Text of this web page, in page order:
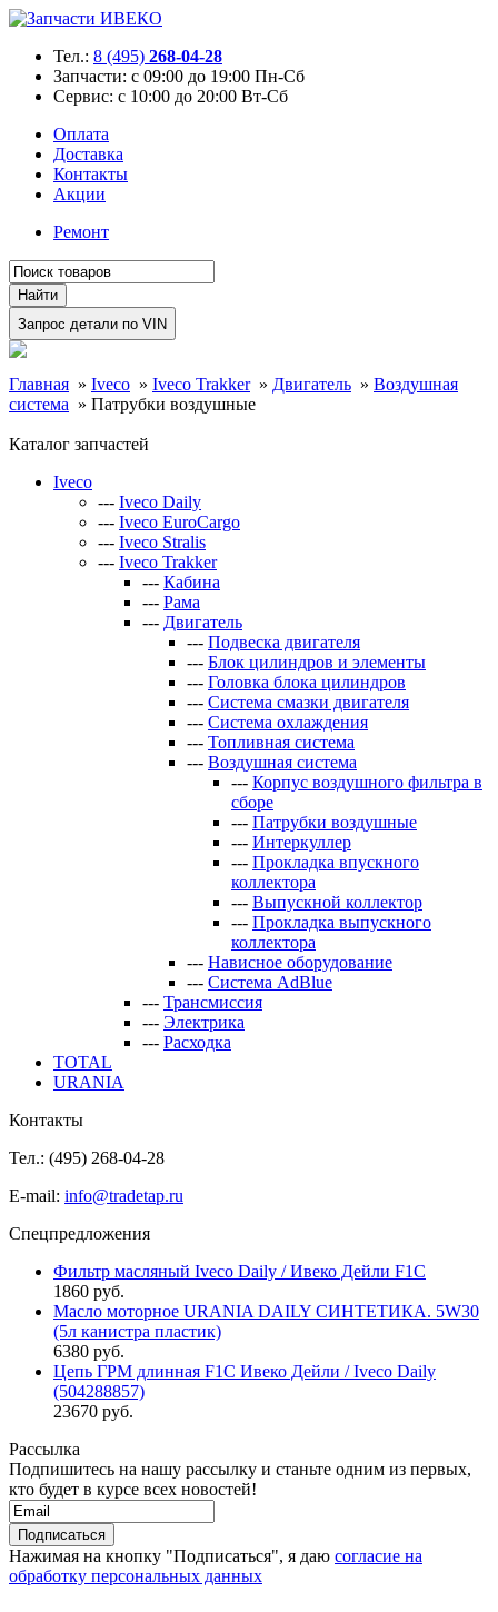
Тел.: 8 (495) 268-04-28
Запчасти: с 09:00 до 19:00 Пн-Сб
Сервис: с 10:00 до 20:00 Вт-Сб
Оплата
Доставка
Контакты
Акции
Ремонт
Главная » Iveco » Iveco Trakker » Двигатель » Воздушная
система » Патрубки воздушные
Каталог запчастей
Iveco
--- Iveco Daily
--- Iveco EuroCargo
--- Iveco Stralis
--- Iveco Trakker
--- Кабина
--- Рама
--- Двигатель
--- Подвеска двигателя
--- Блок цилиндров и элементы
--- Головка блока цилиндров
--- Система смазки двигателя
--- Система охлаждения
--- Топливная система
--- Воздушная система
--- Корпус воздушного фильтра в
сборе
--- Патрубки воздушные
--- Интеркуллер
--- Прокладка впускного
коллектора
--- Выпускной коллектор
--- Прокладка выпускного
коллектора
--- Нависное оборудование
--- Система AdBlue
--- Трансмиссия
--- Электрика
--- Расходка
TOTAL
URANIA
Контакты
Тел.: (495) 268-04-28
E-mail: info@tradetap.ru
Спецпредложения
Фильтр масляный Iveco Daily / Ивеко Дейли F1C
1860 руб.
Масло моторное URANIA DAILY СИНТЕТИКА. 5W30
(5л канистра пластик)
6380 руб.
Цепь ГРМ длинная F1C Ивеко Дейли / Iveco Daily
(504288857)
23670 руб.
Рассылка
Подпишитесь на нашу рассылку и станьте одним из первых,
кто будет в курсе всех новостей!
Нажимая на кнопку "Подписаться", я даю согласие на
обработку персональных данных